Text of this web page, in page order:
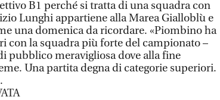
B1 perché si tratta di una squadra con
Lunghi appartiene alla Marea Gialloblù e
una domenica da ricordare. «Piombino ha
con la squadra più forte del campionato –
pubblico meravigliosa dove alla fine
Una partita degna di categorie superiori.